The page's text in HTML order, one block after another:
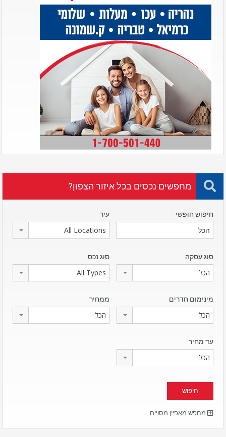
מחפשים נכסים בכל איזור הצפון?
חיפוש חופשי עיר
All Locations
סוג עסקה
הכל
סוג נכס
All Types
מינימום חדרים
הכל
ממחיר
הכל
עד מחיר
הכל
מחפש מאפיין מסויים